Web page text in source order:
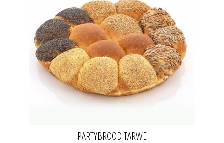
PARTYBROOD TARWE